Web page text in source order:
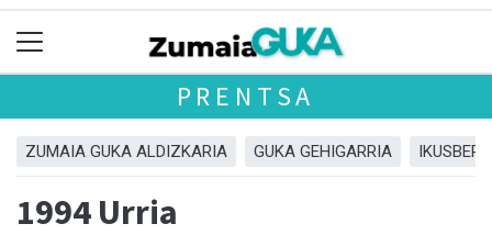
PRENTSA
ZUMAIA GUKA ALDIZKARIA GUKA GEHIGARRIA IKUSBERA
1994 Urria